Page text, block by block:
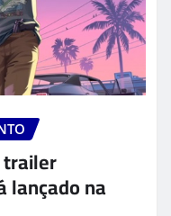
trailer
lançado na